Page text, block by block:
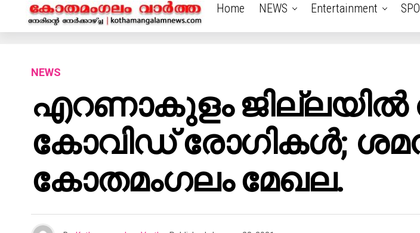
Home NEWS Entertainment
NEWS
എറണാകുളം ജില്ലയിൽ
കോവിഡ് രോഗികൾ;
കോതമംഗലം മേഖല.